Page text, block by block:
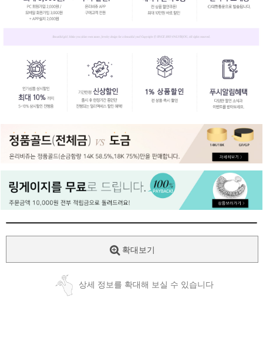
페이코 ID로
PAYCO 바로
확대보기
상세 정보를 확대해 보실 수 있습니다